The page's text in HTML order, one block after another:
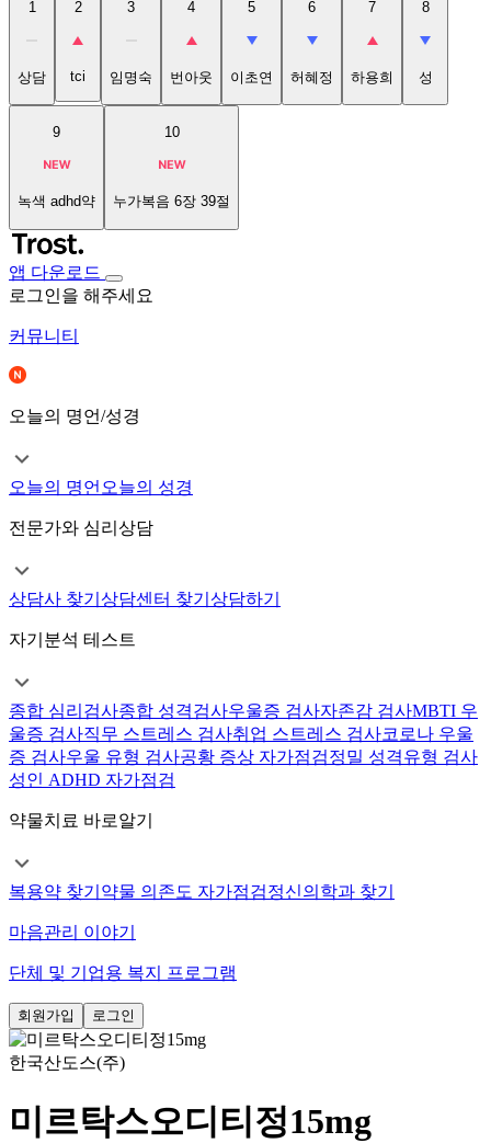
1
상담
2
tci
3
임명숙
4
번아웃
5
이초연
6
허혜정
7
하용희
8
성
9
녹색 adhd약
10
누가복음 6장 39절
앱 다운로드
로그인을 해주세요
커뮤니티
오늘의 명언/성경
오늘의 명언 오늘의 성경
전문가와 심리상담
상담사 찾기 상담센터 찾기 상담하기
자기분석 테스트
종합 심리검사종합 성격검사우울증 검사자존감 검사MBTI 우
울증 검사직무 스트레스 검사취업 스트레스 검사코로나 우울
증 검사우울 유형 검사공황 증상 자가점검정밀 성격유형 검사
성인 ADHD 자가점검
약물치료 바로알기
복용약 찾기 약물 의존도 자가점검정신의학과 찾기
마음관리 이야기
단체 및 기업용 복지 프로그램
회원가입 로그인
한국산도스(주)
미르탁스오디티정15mg